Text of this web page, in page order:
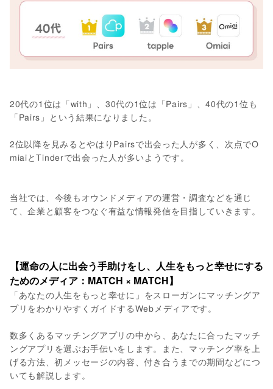
20代の1位は「with」、30代の1位は「Pairs」、40代の1位も
「Pairs」という結果になりました。
2位以降を見みるとやはりPairsで出会った人が多く、次点でO
miaiとTinderで出会った人が多いようです。
当社では、今後もオウンドメディアの運営・調査などを通じ
て、企業と顧客をつなぐ有益な情報発信を目指していきます。
【運命の人に出会う手助けをし、人生をもっと幸せにする
ためのメディア：MATCH × MATCH】
「あなたの人生をもっと幸せに」をスローガンにマッチングア
プリをわかりやすくガイドするWebメディアです。
数多くあるマッチングアプリの中から、あなたに合ったマッチ
ングアプリを選ぶお手伝いをします。また、マッチング率を上
げる方法、初メッセージの内容、付き合うまでの期間などにつ
いても解説します。